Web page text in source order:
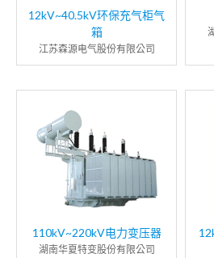
12kV~40.5kV环保充气柜气
箱
江苏森源电气股份有限公司
110kV~220kV电力变压器
湖南华夏特变股份有限公司